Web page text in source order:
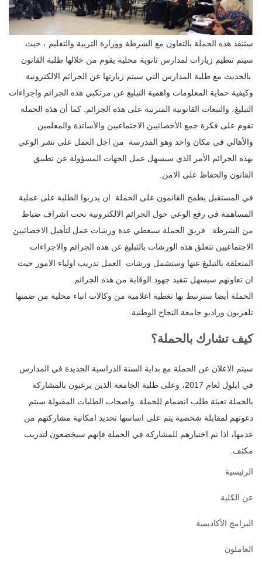
ستنفذ هذه الحملة بالتعاون مع الشرطة ووزارة التربية والتعليم ، حيث
سيتم تنظيم زيارات لمدارس ثانوية محلية يقوم من خلالها ‏طلبة القانون
بالحديث مع طلبة المدارس التي سيتم زيارتها عن الجرائم الالكترونية
وكيفية حماية المعلومات واهمية التبليغ عن ‏مرتكبي هذه الجرائم واجراءات
التبليغ، والتبعات القانونية المترتبة على هذه الجرائم. كما أن هذه الحملة
تقوم على فكرة جمع ‏الأخصائيين الاجتماعيين والأساتذة والمعلمين
والأهالي في مكان واحد وهو المدرسة من اجل العمل على نشر الوعي
بهذه ‏الجرائم الأمر الذي سيسهل عمل الجهات المسؤولة عن تطبيق
القانون والحفاظ على الامن.‏
في المستقبل يطمح القائمون على الحملة ان يدربوا الطلبة على عملية
المساهمة في رفع الوعي حول الجرائم الالكترونية تحت ‏اشراف ضباط
من الشرطة.‏‎ ‎‏ فريق الحملة سيعطي عدة ورشات عمل لتأهيل الاخصائيين
الاجتماعيين تتعلق هذه الورشات ‏بالتبليغ عن هذه الجرائم والاجراءات
المتعلقة بالتبليغ عنها وستشمل ورشات العمل تدريب اولياء الامور حيث
ان تعاونهم ‏سيسهل تنفيذ جهود الوقاية من هذه الجرائم.‏
الحملة أيضا سترتبط بها تغطية اعلامية من وكالات انباء محلية من ضمنها
تلفزيون وراديو جامعة النجاح الوطنية.‏
كيف تشارك بالحملة؟
سيتم الاعلان عن الحملة مع بداية السنة الدراسية الجديدة في المدارس
في ايلول لعام 2017، وعلى طلبة الجامعة الذين يرغبون ‏بالمشاركة
بالحملة تعبئة طلب انضمام للحملة. واصحاب الطلبات المقبولة سيتم
دعوتهم لمقابلة شخصية يتم على اساسها تحديد ‏امكانية مشاركتهم من
عدمها، اذا تم اختيارهم للمشاركة في الحملة فإنهم سيخضعون لتدريب
مكثف.‏
الرئيسية
عن الكلية
البرامج الأكاديمية
العاملون